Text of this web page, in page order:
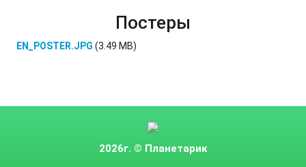
Постеры
EN_POSTER.JPG (3.49 MB)
2026г. © Планетарик